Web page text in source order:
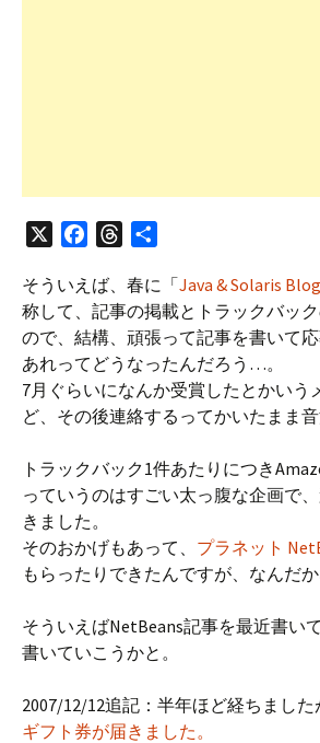
c
e
b
o
o
k
r
e
a
d
s
そういえば、春に「Java & Solaris
称して、記事の掲載とトラックバッ
ので、結構、頑張って記事を書いて応
あれってどうなったんだろう…。
7月ぐらいになんか受賞したとかいう
ど、その後連絡するってかいたまま
トラックバック1件あたりにつき
っていうのはすごい太っ腹な企画で
きました。
そのおかげもあって、 プラネット
もらったりできたんですが、なんだか
そういえばNetBeans記事を最近書い
書いていこうかと。
2007/12/12追記：半年ほど経ちました
ギフト券が届きました。